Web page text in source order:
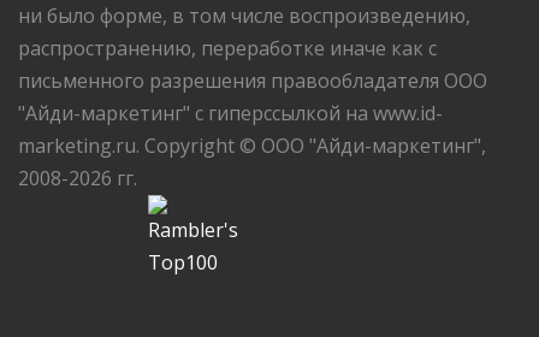
ни было форме, в том числе воспроизведению,
распространению, переработке иначе как с
письменного разрешения правообладателя ООО
"Айди-маркетинг" с гиперссылкой на www.id-
marketing.ru. Copyright © ООО "Айди-маркетинг",
2008-2026 гг.